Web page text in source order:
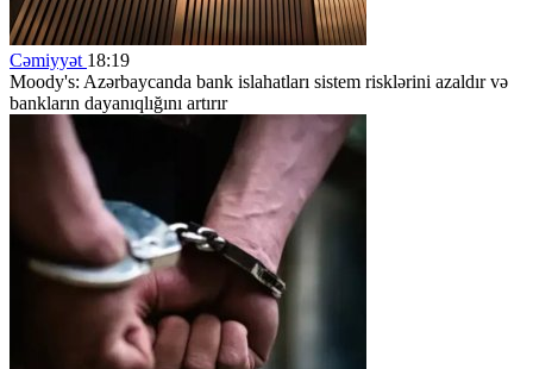
Cəmiyyət 18:19
Moody's: Azərbaycanda bank islahatları sistem risklərini azaldır və
bankların dayanıqlığını artırır